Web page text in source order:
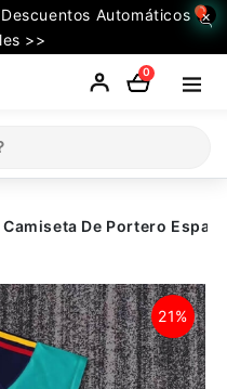
Descuentos Automáticos
>>
×
0
Camiseta De Portero
21%